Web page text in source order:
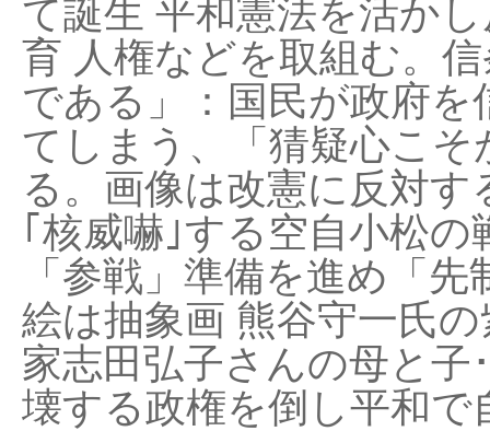
て誕生 平和憲法を活か
育 人権などを取組む。
である」：国民が政府
てしまう、「猜疑心こ
る。画像は改憲に反対
｢核威嚇｣する空自小松
「参戦」準備を進め「
絵は抽象画 熊谷守一氏
家志田弘子さんの母と子
壊する政権を倒し平和